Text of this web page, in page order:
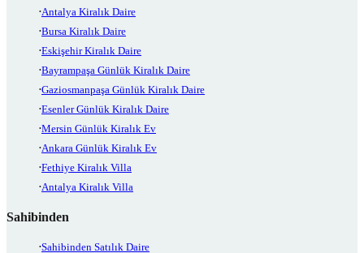
Antalya Kiralık Daire
Bursa Kiralık Daire
Eskişehir Kiralık Daire
Bayrampaşa Günlük Kiralık Daire
Gaziosmanpaşa Günlük Kiralık Daire
Esenler Günlük Kiralık Daire
Mersin Günlük Kiralık Ev
Ankara Günlük Kiralık Ev
Fethiye Kiralık Villa
Antalya Kiralık Villa
Sahibinden
Sahibinden Satılık Daire